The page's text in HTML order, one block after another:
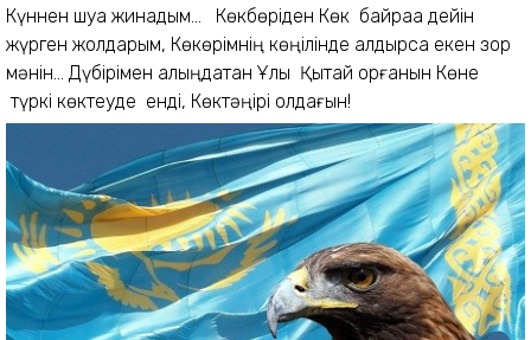
Күннен шуақ жинадым... Көкбөрiден Көк байраққа дейiн
жүрген жолдарым, Көкөрiмнiң көңiлiнде қалдырса екен зор
мәнiн... Дүбiрiмен қалыңдатқан Ұлы Қытай қорғанын Көне
түркi көктеуде ендi, Көктәңiрi қолдағын!